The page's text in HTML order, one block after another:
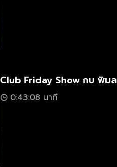
Club Friday Show กบ พิม
0:43:08 นาที